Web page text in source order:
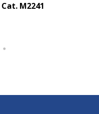
Cat. M2241